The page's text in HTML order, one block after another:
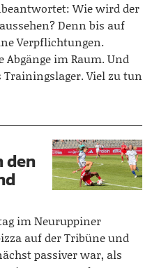
Wie wird der
Denn bis auf
Verpflichtungen.
Abgänge im Raum. Und
Viel zu tun
den
im Neuruppiner
auf der Tribüne und
passiver war, als